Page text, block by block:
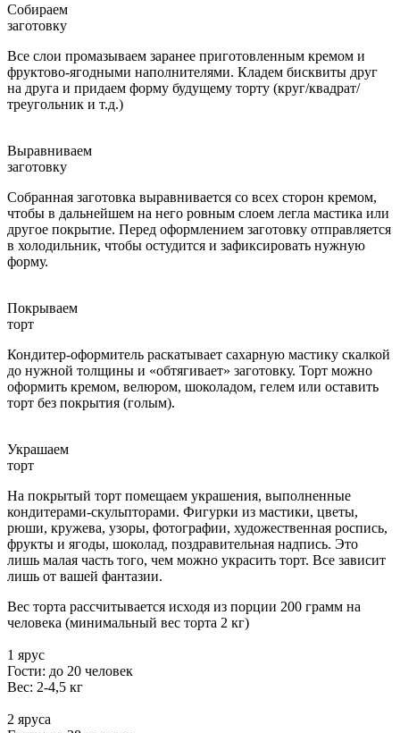
Собираем
заготовку
Все слои промазываем заранее приготовленным кремом и
фруктово-ягодными наполнителями. Кладем бисквиты друг
на друга и придаем форму будущему торту (круг/квадрат/
треугольник и т.д.)
Выравниваем
заготовку
Собранная заготовка выравнивается со всех сторон кремом,
чтобы в дальнейшем на него ровным слоем легла мастика или
другое покрытие. Перед оформлением заготовку отправляется
в холодильник, чтобы остудится и зафиксировать нужную
форму.
Покрываем
торт
Кондитер-оформитель раскатывает сахарную мастику скалкой
до нужной толщины и «обтягивает» заготовку. Торт можно
оформить кремом, велюром, шоколадом, гелем или оставить
торт без покрытия (голым).
Украшаем
торт
На покрытый торт помещаем украшения, выполненные
кондитерами-скульпторами. Фигурки из мастики, цветы,
рюши, кружева, узоры, фотографии, художественная роспись,
фрукты и ягоды, шоколад, поздравительная надпись. Это
лишь малая часть того, чем можно украсить торт. Все зависит
лишь от вашей фантазии.
Вес торта рассчитывается исходя из порции 200 грамм на
человека (минимальный вес торта 2 кг)
1 ярус
Гости: до 20 человек
Вес: 2-4,5 кг
2 яруса